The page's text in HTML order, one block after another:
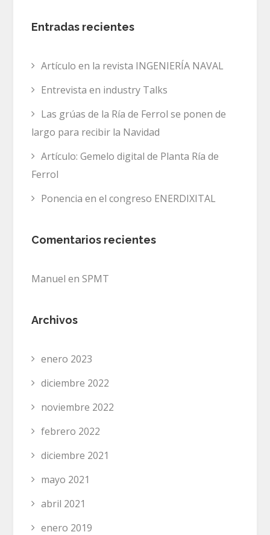
Entradas recientes
Artículo en la revista INGENIERÍA NAVAL
Entrevista en industry Talks
Las grúas de la Ría de Ferrol se ponen de
largo para recibir la Navidad
Artículo: Gemelo digital de Planta Ría de
Ferrol
Ponencia en el congreso ENERDIXITAL
Comentarios recientes
Manuel enSPMT
Archivos
enero 2023
diciembre 2022
noviembre 2022
febrero 2022
diciembre 2021
mayo 2021
abril 2021
enero 2019